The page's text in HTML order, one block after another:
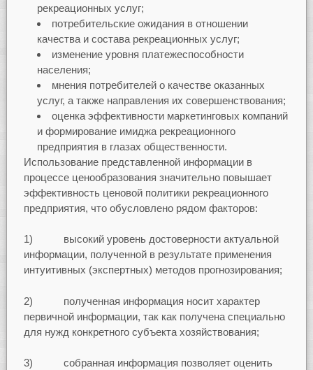
рекреационных услуг;
потребительские ожидания в отношении
качества и состава рекреационных услуг;
изменение уровня платежеспособности
населения;
мнения потребителей о качестве оказанных
услуг, а также направления их совершенствования;
оценка эффективности маркетинговых компаний
и формирование имиджа рекреационного
предприятия в глазах общественности.
Использование представленной информации в
процессе ценообразования значительно повышает
эффективность ценовой политики рекреационного
предприятия, что обусловлено рядом факторов:
1) высокий уровень достоверности актуальной
информации, полученной в результате применения
интуитивных (экспертных) методов прогнозирования;
2) полученная информация носит характер
первичной информации, так как получена специально
для нужд конкретного субъекта хозяйствования;
3) собранная информация позволяет оценить